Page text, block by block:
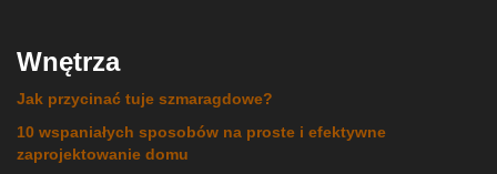
Wnętrza
Jak przycinać tuje szmaragdowe?
10 wspaniałych sposobów na proste i efektywne
zaprojektowanie domu